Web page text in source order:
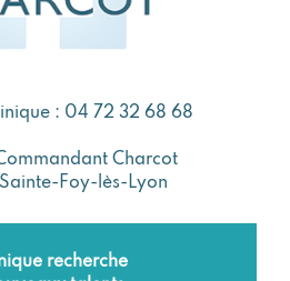
: 04 72 32 68 68
Charcot
Sainte-Foy-lès-Lyon
recherche